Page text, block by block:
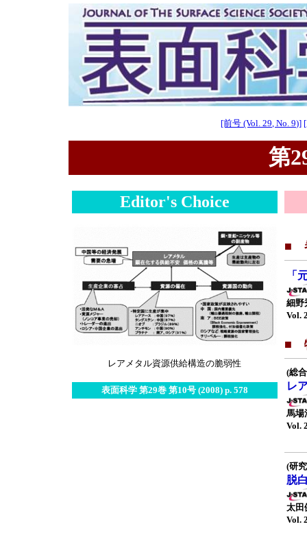
[前号 (Vol. 29, No. 9)]
第
Editor's Choice
レアメタル資源供給構造の脆弱性
表面科学 第29巻 第10号 (2008) p. 578
■
「
細野
Vol.
■
(総
レ
馬場
Vol.
(研
脱
太田
Vol.